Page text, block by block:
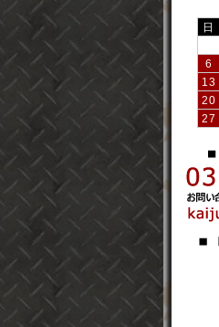
日
6
13
20
27